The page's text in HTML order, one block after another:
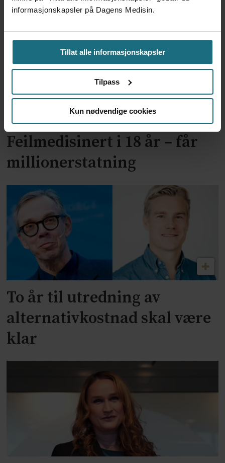
informasjonskapsler på Dagens Medisin.
Tillat alle informasjonskapsler
Tilpass
Kun nødvendige cookies
mengder Ozempic
Feilmedisinert i 18 år – får
millionerstatning
To år til utredning av
alternativkostnad skal være
klar